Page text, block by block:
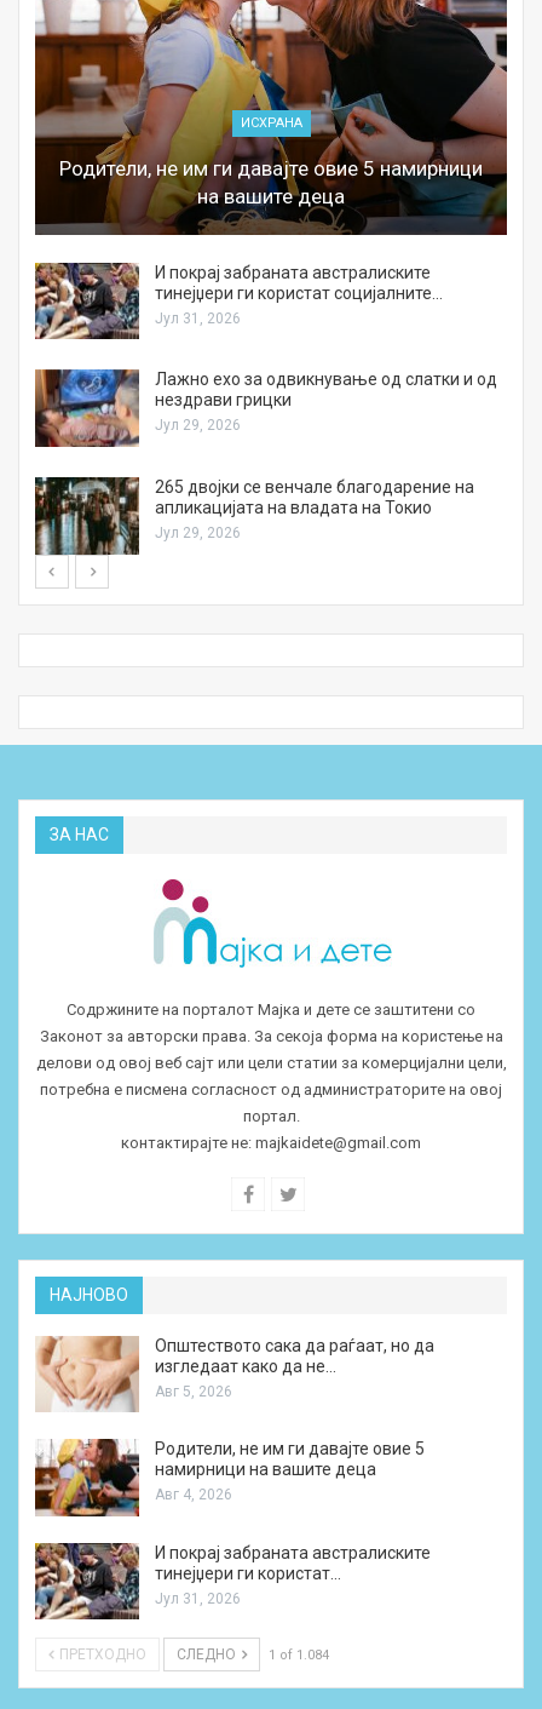
ИСХРАНА
Родители, не им ги давајте овие 5 намирници
на вашите деца
И покрај забраната австралиските
тинејџери ги користат социјалните…
Јул 31, 2026
Лажно ехо за одвикнување од слатки и од
нездрави грицки
Јул 29, 2026
265 двојки се венчале благодарение на
апликацијата на владата на Токио
Јул 29, 2026
ЗА НАС
Содржините на порталот Мајка и дете се заштитени со
Законот за авторски права. За секоја форма на користење на
делови од овој веб сајт или цели статии за комерцијални цели,
потребна е писмена согласност од администраторите на овој
портал.
контактирајте не: majkaidete@gmail.com
НАЈНОВО
Општеството сака да раѓаат, но да
изгледаат како да не…
Авг 5, 2026
Родители, не им ги давајте овие 5
намирници на вашите деца
Авг 4, 2026
И покрај забраната австралиските
тинејџери ги користат…
Јул 31, 2026
ПРЕТХОДНО СЛЕДНО 1 of 1.084